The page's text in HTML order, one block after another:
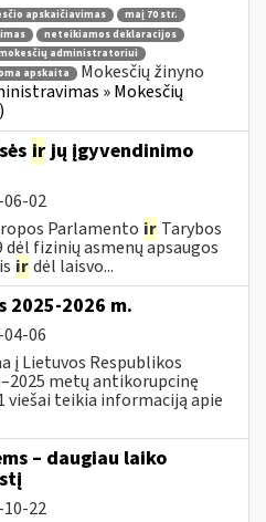
apskaičiavimas
maį 70 str.
neteikiamos deklaracijos
administratoriui
apskaita
Mokesčių žinyno
» Mokesčių
irjų įgyvendinimo
06-02
Parlamento ir Tarybos
fizinių asmenų apsaugos
irdėl laisvo...
2025-2026 m.
06
į Lietuvos Respublikos
metų antikorupcinę
viešai teikia informaciją apie
– daugiau laiko
10-22